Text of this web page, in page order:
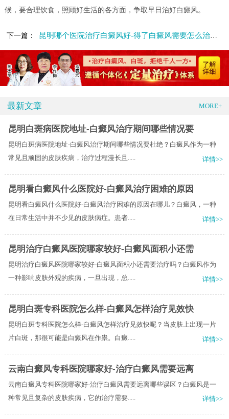
候，要合理饮食，照顾好生活的各方面，争取早日治好白癜风。
下一篇： 昆明哪个医院治疗白癜风好-得了白癜风需要怎么治疗呢
最新文章 MORE+
昆明白斑病医院地址-白癜风治疗期间哪些情况要
昆明白斑病医院地址-白癜风治疗期间哪些情况要杜绝？白癜风作为一种
常见且顽固的皮肤疾病，治疗过程漫长且.....
详情>>
昆明看白癜风什么医院好-白癜风治疗困难的原因
昆明看白癜风什么医院好-白癜风治疗困难的原因在哪儿？白癜风，一种
在日常生活中并不少见的皮肤病症。患者.....
详情>>
昆明治疗白癜风医院哪家较好-白癜风面积小还需
昆明治疗白癜风医院哪家较好-白癜风面积小还需要治疗吗？白癜风作为
一种影响皮肤外观的疾病，一旦出现，总.....
详情>>
昆明白斑专科医院怎么样-白癜风怎样治疗见效快
昆明白斑专科医院怎么样-白癜风怎样治疗见效快呢？当皮肤上出现一片
片白斑，那很可能是白癜风在作祟。白癜.....
详情>>
云南白癜风专科医院哪家好-治疗白癜风需要远离
云南白癜风专科医院哪家好-治疗白癜风需要远离哪些误区？白癜风是一
种常见且复杂的皮肤疾病，它的治疗需要.....
详情>>